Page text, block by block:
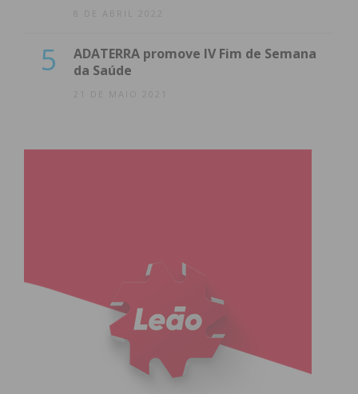
8 DE ABRIL 2022
5
ADATERRA promove IV Fim de Semana
da Saúde
21 DE MAIO 2021